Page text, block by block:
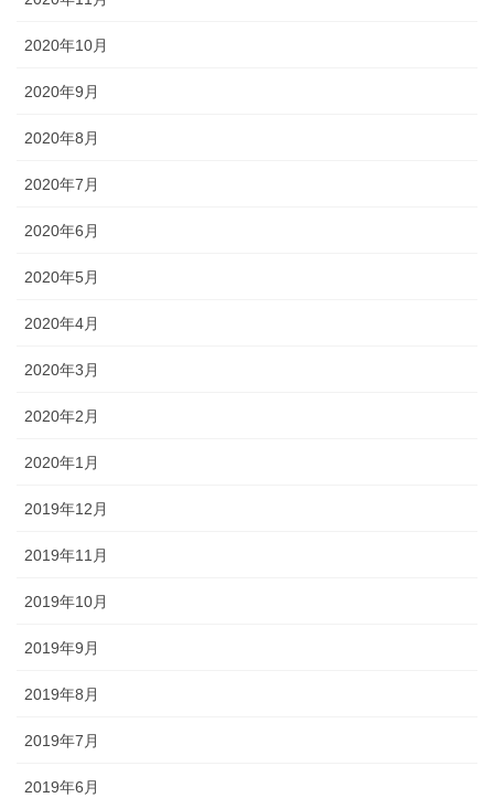
2020年10月
2020年9月
2020年8月
2020年7月
2020年6月
2020年5月
2020年4月
2020年3月
2020年2月
2020年1月
2019年12月
2019年11月
2019年10月
2019年9月
2019年8月
2019年7月
2019年6月